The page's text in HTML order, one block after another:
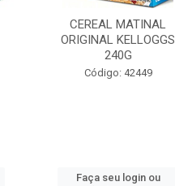
CEREAL MATINAL
ORIGINAL KELLOGGS
240G
Código: 42449
Faça seu login ou